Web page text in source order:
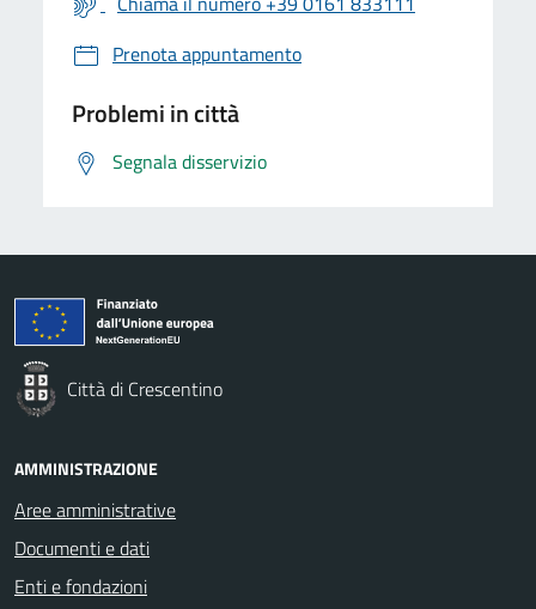
Prenota appuntamento
Problemi in città
Segnala disservizio
Città di Crescentino
AMMINISTRAZIONE
Aree amministrative
Documenti e dati
Enti e fondazioni